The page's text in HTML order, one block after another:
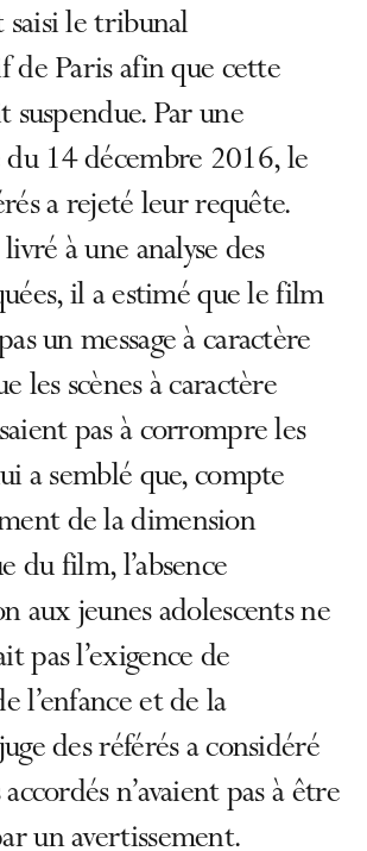
le tribunal
de Paris afin que cette
suspendue. Par une
14 décembre 2016, le
a rejeté leur requête.
à une analyse des
il a estimé que le film
un message à caractère
les scènes à caractère
pas à corrompre les
a semblé que, compte
de la dimension
du film, l’absence
aux jeunes adolescents ne
pas l’exigence de
l’enfance et de la
des référés a considéré
n’avaient pas à être
un avertissement.